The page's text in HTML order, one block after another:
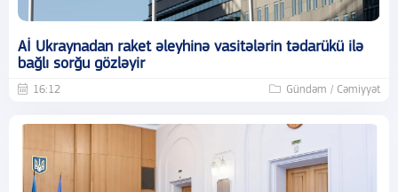
Aİ Ukraynadan raket əleyhinə vasitələrin tədarükü ilə
bağlı sorğu gözləyir
16:12 Gündəm / Cəmiyyət